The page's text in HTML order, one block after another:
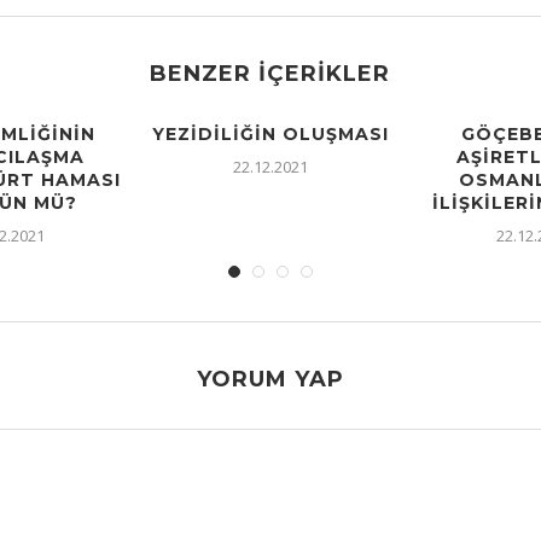
BENZER İÇERIKLER
HAMASI
MÜ?
YEZIDILIĞIN OLUŞMASI
22.12.2021
YORUM YAP